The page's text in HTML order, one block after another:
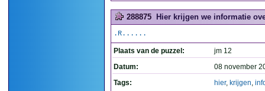
288875 Hier krijgen we informatie
.R......
Plaats van de puzzel:
jm 12
Datum:
08 november
Tags:
hier, krijgen,